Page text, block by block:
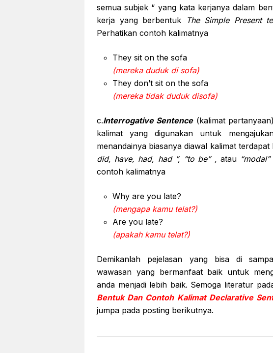
semua subjek “ yang kata kerjanya dalam
kerja yang berbentuk
The Simple Present
Perhatikan contoh kalimatnya
They sit on the sofa
(mereka duduk di sofa)
They don’t sit on the sofa
(mereka tidak duduk disofa)
c.Interrogative Sentence(kalimat
kalimat yang digunakan untuk
menandainya biasanya diawal kalimat
did, have, had, had ”, “to be” , atau
contoh kalimatnya
Why are you late?
(mengapa kamu telat?)
Are you late?
(apakah kamu telat?)
Demikanlah pejelasan yang bisa di
wawasan yang bermanfaat baik untuk
anda menjadi lebih baik. Semoga literatur
Bentuk Dan Contoh Kalimat Declarative
jumpa pada posting berikutnya.